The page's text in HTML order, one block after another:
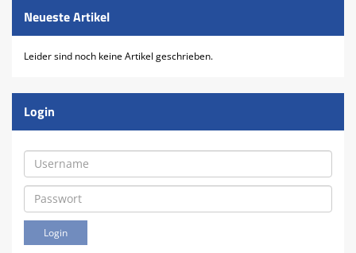
Neueste Artikel
Leider sind noch keine Artikel geschrieben.
Login